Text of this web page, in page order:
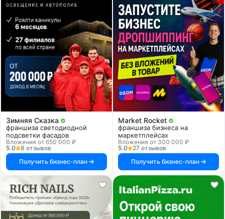
Зимняя Сказка
франшиза светодиодной
подсветки фасадов
Вложения от 650 000 ₽
5.0
8 отзывов
Получить бизнес-план
Market Rocket
франшиза бизнеса на
маркетплейсах
Вложения от 300 000 ₽
5.0
27 отзывов
Получить бизнес-план